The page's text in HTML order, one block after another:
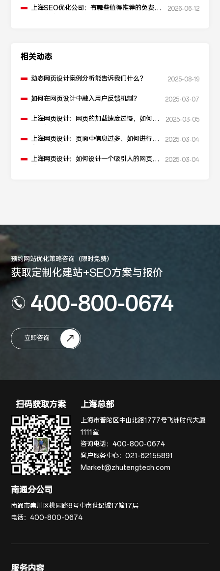
上海SEO优化公司：有哪些值得推荐的免费
2026-06-12
相关动态
动态网页设计案例分析能告诉我们什么？ 2025-08-19
如何在网页设计中融入用户反馈机制？ 2025-03-07
上海网页设计：网页的加载速度过慢，如何进
2025-03-05
上海网页设计：页面中信息过多，如何进行信
2025-03-04
上海网页设计：如何设计一个吸引人的网页加
2025-03-04
预约网站优化策略咨询（限时免费）
获取定制化建站+SEO方案与报价
400-800-0674
立即咨询
扫码获取方案 上海总部
上海市普陀区中山北路1777号飞洲时代大厦
1111室
咨询电话：400-800-0674
客户服务中心：021-62155891
Market@zhutengtech.com
南通分公司
南通市崇川区桃园路8号中南世纪城17幢17层
电话：400-800-0674
服务内容